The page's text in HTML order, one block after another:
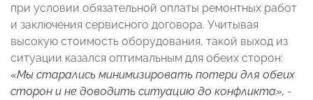
при условии обязательной оплаты ремонтных работ
и заключения сервисного договора. Учитывая
высокую стоимость оборудования, такой выход из
ситуации казался оптимальным для обеих сторон:
«Мы старались минимизировать потери для обеих
сторон и не доводить ситуацию до конфликта», -